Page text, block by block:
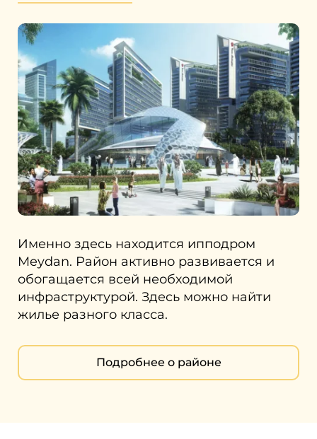
Именно здесь находится ипподром
Meydan. Район активно развивается и
обогащается всей необходимой
инфраструктурой. Здесь можно найти
жилье разного класса.
Подробнее о районе